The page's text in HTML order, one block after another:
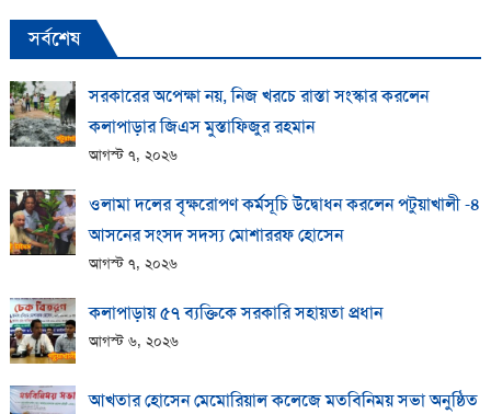
সর্বশেষ
সরকারের অপেক্ষা নয়, নিজ খরচে রাস্তা সংস্কার করলেন
কলাপাড়ার জিএস মুস্তাফিজুর রহমান
আগস্ট ৭, ২০২৬
ওলামা দলের বৃক্ষরোপণ কর্মসূচি উদ্বোধন করলেন পটুয়াখালী -৪
আসনের সংসদ সদস্য মোশাররফ হোসেন
আগস্ট ৭, ২০২৬
কলাপাড়ায় ​৫৭ ব্যক্তিকে সরকারি সহায়তা প্রধান
আগস্ট ৬, ২০২৬
আখতার হোসেন মেমোরিয়াল কলেজে মতবিনিময় সভা অনুষ্ঠিত